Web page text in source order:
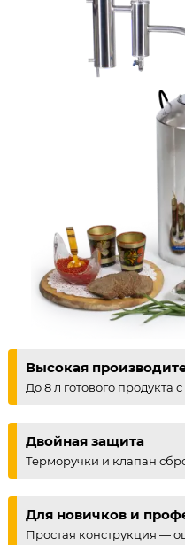
Высокая
До 8 л готового продукта
Двойная защита
Терморучки и клапан
Для новичков и
Простая конструкция —